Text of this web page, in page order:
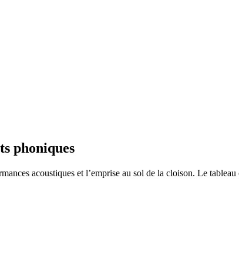
phoniques
acoustiques et l’emprise au sol de la cloison. Le